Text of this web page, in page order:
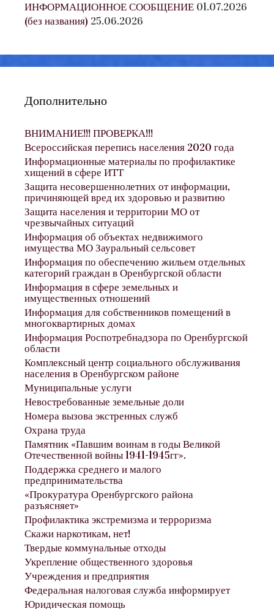
ИНФОРМАЦИОННОЕ СООБЩЕНИЕ 01.07.2026
(без названия) 25.06.2026
Дополнительно
ВНИМАНИЕ!!! ПРОВЕРКА!!!
Всероссийская перепись населения 2020 года
Информационные материалы по профилактике
хищений в сфере ИТТ
Защита несовершеннолетних от информации,
причиняющей вред их здоровью и развитию
Защита населения и территории МО от
чрезвычайных ситуаций
Информация об объектах недвижимого
имущества МО Зауральный сельсовет
Информация по обеспечению жильем отдельных
категорий граждан в Оренбургской области
Информация в сфере земельных и
имущественных отношений
Информация для собственников помещений в
многоквартирных домах
Информация Роспотребнадзора по Оренбургской
области
Комплексный центр социального обслуживания
населения в Оренбургском районе
Муниципальные услуги
Невостребованные земельные доли
Номера вызова экстренных служб
Охрана труда
Памятник «Павшим воинам в годы Великой
Отечественной войны 1941-1945гг».
Поддержка среднего и малого
предпринимательства
«Прокуратура Оренбургского района
разъясняет»
Профилактика экстремизма и терроризма
Скажи наркотикам, нет!
Твердые коммунальные отходы
Укрепление общественного здоровья
Учреждения и предприятия
Федеральная налоговая служба информирует
Юридическая помощь